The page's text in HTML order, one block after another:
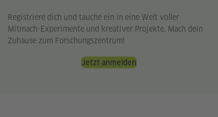
Registriere dich und tauche ein in eine Welt voller
Mitmach-Experimente und kreativer Projekte. Mach dein
Zuhause zum Forschungszentrum!
Jetzt anmelden